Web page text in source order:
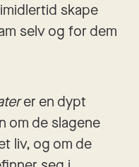
skape
selv og for dem
er en dypt
om de slagene
liv, og om de